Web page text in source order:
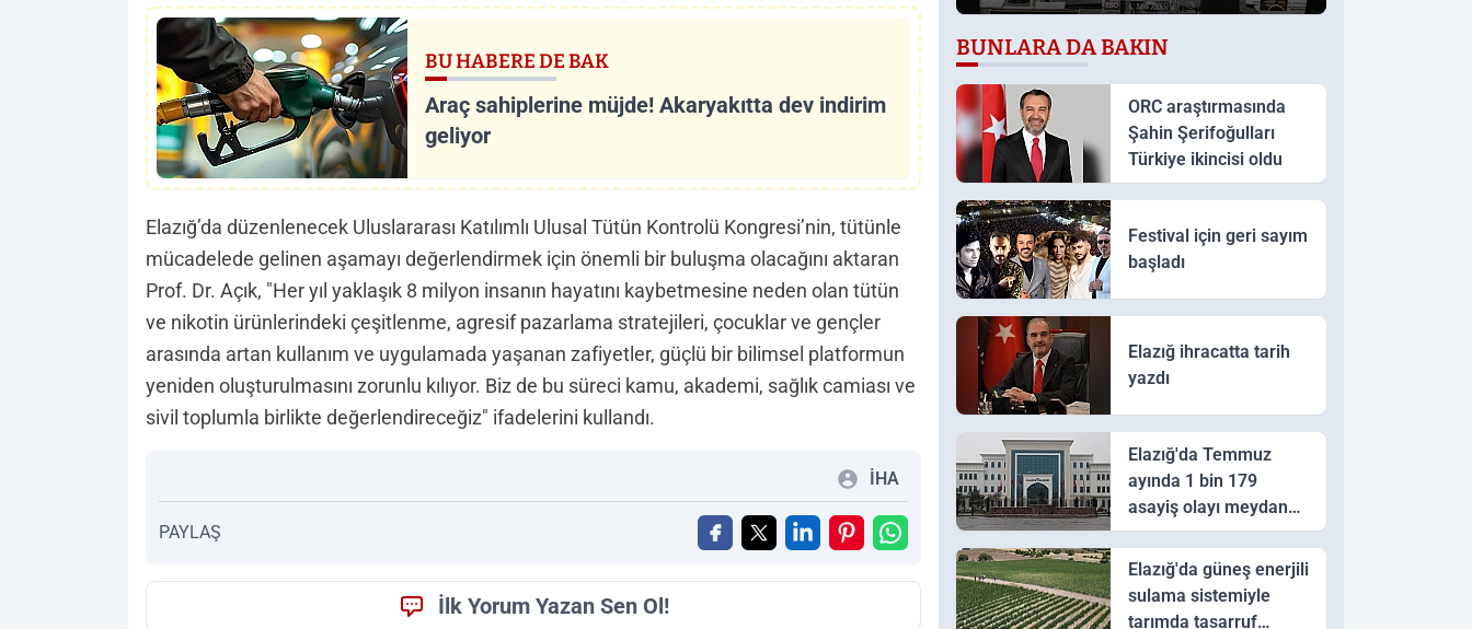
BU HABERE DE BAK
Araç sahiplerine müjde! Akaryakıtta dev indirim
geliyor
Elazığ’da düzenlenecek Uluslararası Katılımlı Ulusal Tütün Kontrolü Kongresi’nin, tütünle
mücadelede gelinen aşamayı değerlendirmek için önemli bir buluşma olacağını aktaran
Prof. Dr. Açık, "Her yıl yaklaşık 8 milyon insanın hayatını kaybetmesine neden olan tütün
ve nikotin ürünlerindeki çeşitlenme, agresif pazarlama stratejileri, çocuklar ve gençler
arasında artan kullanım ve uygulamada yaşanan zafiyetler, güçlü bir bilimsel platformun
yeniden oluşturulmasını zorunlu kılıyor. Biz de bu süreci kamu, akademi, sağlık camiası ve
sivil toplumla birlikte değerlendireceğiz" ifadelerini kullandı.
İHA
PAYLAŞ
İlk Yorum Yazan Sen Ol!
gücü daha da artacak’
BUNLARA DA BAKIN
ORC araştırmasında
Şahin Şerifoğulları
Türkiye ikincisi oldu
Festival için geri sayım
başladı
Elazığ ihracatta tarih
yazdı
Elazığ'da Temmuz
ayında 1 bin 179
asayiş olayı meydana
geldi
Elazığ'da güneş enerjili
sulama sistemiyle
tarımda tasarruf